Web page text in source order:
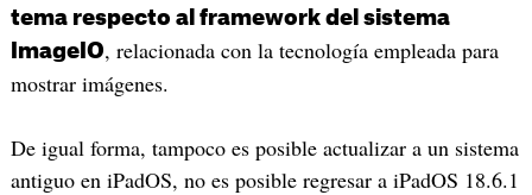
tema respecto al framework del sistema
ImageIO, relacionada con la tecnología empleada para
mostrar imágenes.
De igual forma, tampoco es posible actualizar a un sistema
antiguo en iPadOS, no es posible regresar a iPadOS 18.6.1